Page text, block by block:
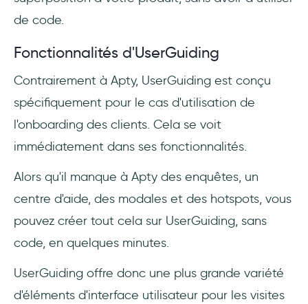
de code.
Fonctionnalités d'UserGuiding
Contrairement à Apty, UserGuiding est conçu
spécifiquement pour le cas d'utilisation de
l'onboarding des clients. Cela se voit
immédiatement dans ses fonctionnalités.
Alors qu'il manque à Apty des enquêtes, un
centre d'aide, des modales et des hotspots, vous
pouvez créer tout cela sur UserGuiding, sans
code, en quelques minutes.
UserGuiding offre donc une plus grande variété
d'éléments d'interface utilisateur pour les visites